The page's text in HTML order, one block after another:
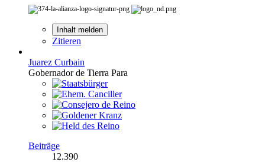
Inhalt melden
Zitieren
Juarez Curbain
Gobernador de Tierra Para
Beiträge
12.390